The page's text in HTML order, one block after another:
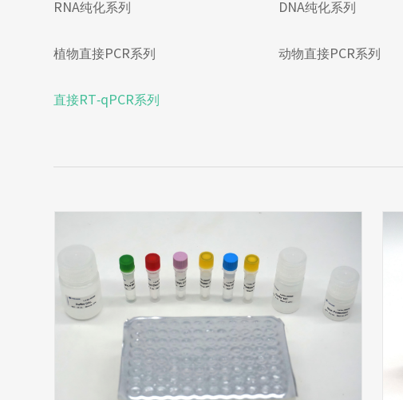
RNA纯化系列 DNA纯化系列
植物直接PCR系列 动物直接PCR系列
直接RT-qPCR系列